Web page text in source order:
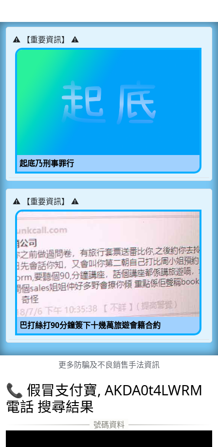
⚠️ 【重要資訊】 ⚠️
起底乃刑事罪行
⚠️ 【重要資訊】 ⚠️
巴打絲打90分鐘簽下十幾萬旅遊會籍合約
更多防騙及不良銷售手法資訊
📞 假冒支付寶, AKDA0t4LWRM
電話 搜尋結果